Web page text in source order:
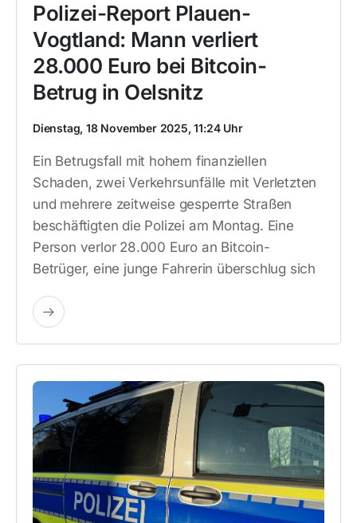
Polizei-Report Plauen-
Vogtland: Mann verliert
28.000 Euro bei Bitcoin-
Betrug in Oelsnitz
Dienstag, 18 November 2025, 11:24 Uhr
Ein Betrugsfall mit hohem finanziellen
Schaden, zwei Verkehrsunfälle mit Verletzten
und mehrere zeitweise gesperrte Straßen
beschäftigten die Polizei am Montag. Eine
Person verlor 28.000 Euro an Bitcoin-
Betrüger, eine junge Fahrerin überschlug sich